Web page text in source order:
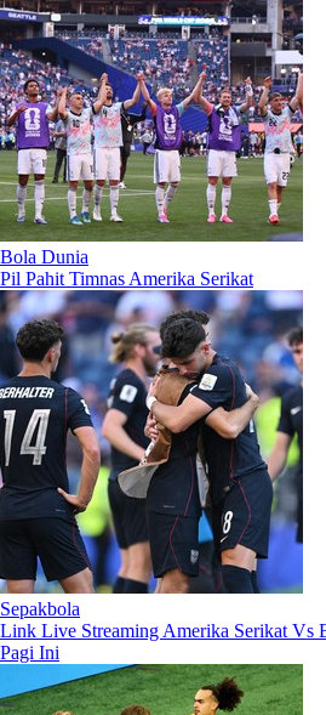
Bola Dunia
Pil Pahit Timnas Amerika Serikat
Sepakbola
Link Live Streaming Amerika Serikat Vs
Pagi Ini